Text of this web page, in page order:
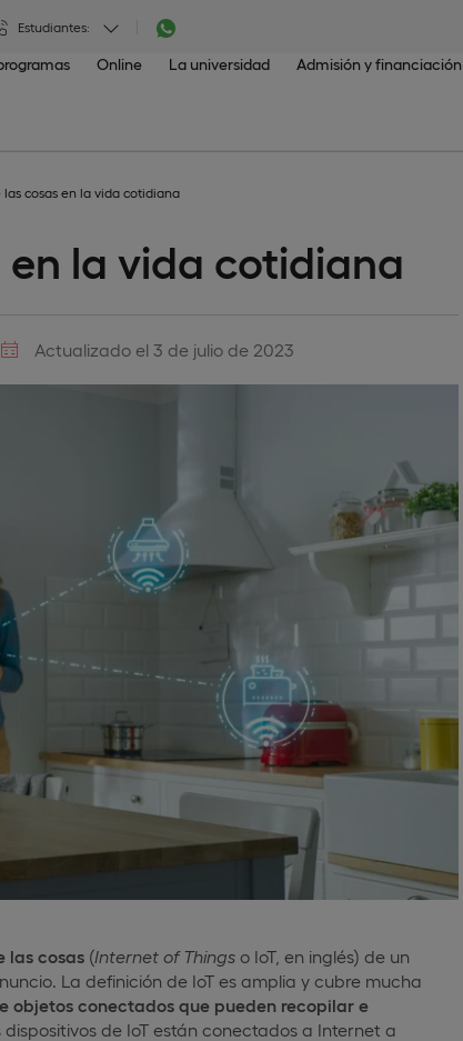
Estudiantes:
Online La universidad Admisión y financiación
las cosas en la vida cotidiana
en la vida cotidiana
Actualizado el 3 de julio de 2023
las cosas (Internet of Things o IoT, en inglés) de un
La definición de IoT es amplia y cubre mucha
objetos conectados que pueden recopilar e
dispositivos de IoT están conectados a Internet a